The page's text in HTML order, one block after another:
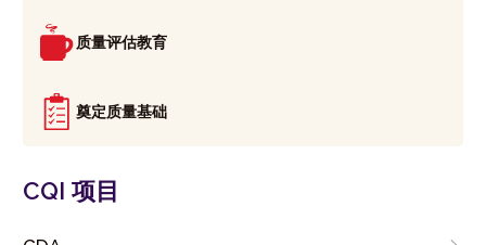
质量评估教育
奠定质量基础
CQI 项目